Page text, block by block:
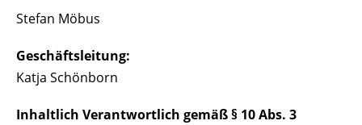
Stefan Möbus
Geschäftsleitung:
Katja Schönborn
Inhaltlich Verantwortlich gemäß § 10 Abs. 3